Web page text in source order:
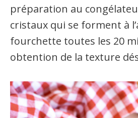
préparation au
cristaux qui se forment à
fourchette toutes les 20
obtention de la texture